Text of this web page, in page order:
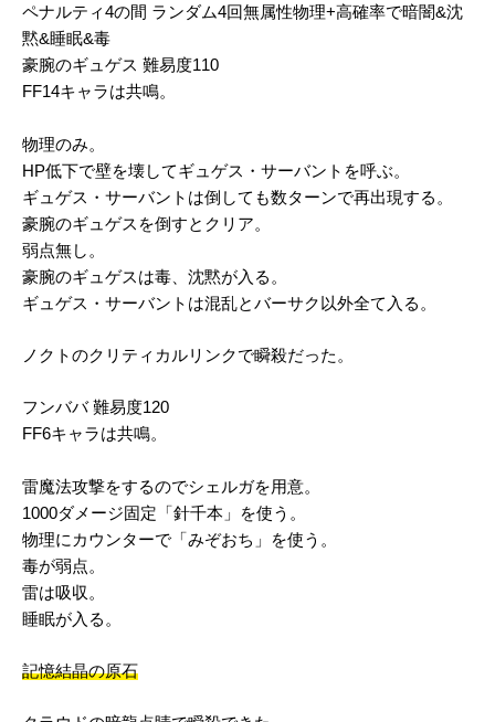
ペナルティ4の間 ランダム4回無属性物理+高確率で暗闇&沈
黙&睡眠&毒
豪腕のギュゲス 難易度110
FF14キャラは共鳴。
物理のみ。
HP低下で壁を壊してギュゲス・サーバントを呼ぶ。
ギュゲス・サーバントは倒しても数ターンで再出現する。
豪腕のギュゲスを倒すとクリア。
弱点無し。
豪腕のギュゲスは毒、沈黙が入る。
ギュゲス・サーバントは混乱とバーサク以外全て入る。
ノクトのクリティカルリンクで瞬殺だった。
フンババ 難易度120
FF6キャラは共鳴。
雷魔法攻撃をするのでシェルガを用意。
1000ダメージ固定「針千本」を使う。
物理にカウンターで「みぞおち」を使う。
毒が弱点。
雷は吸収。
睡眠が入る。
記憶結晶の原石